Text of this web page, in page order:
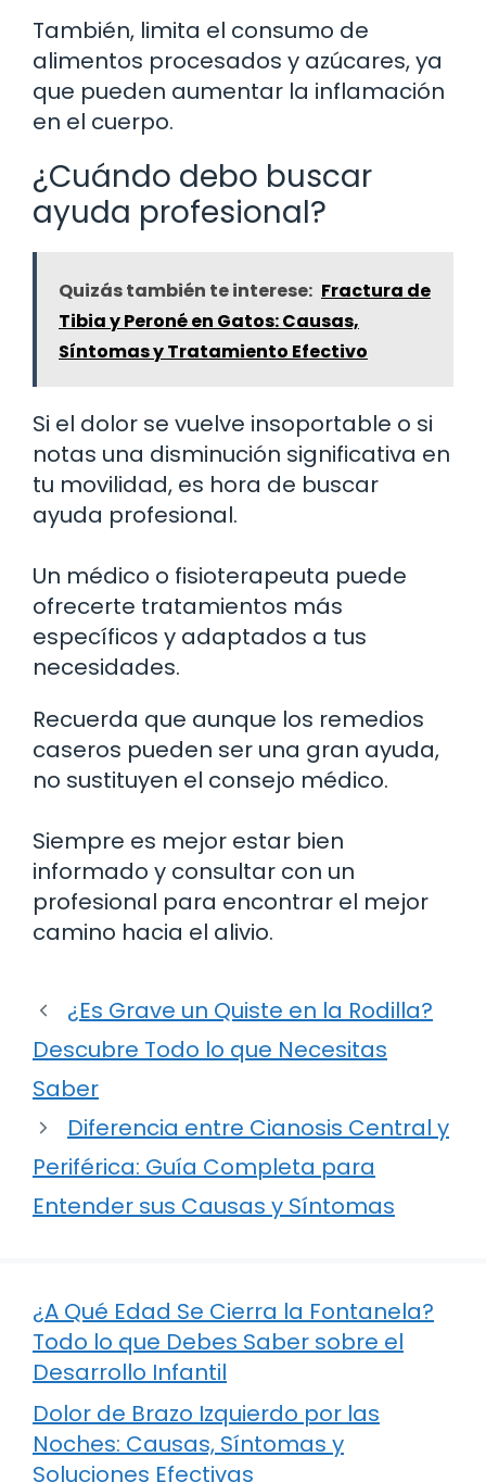
También, limita el consumo de
alimentos procesados y azúcares, ya
que pueden aumentar la inflamación
en el cuerpo.
¿Cuándo debo buscar
ayuda profesional?
Quizás también te interese: Fractura de
Tibia y Peroné en Gatos: Causas,
Síntomas y Tratamiento Efectivo
Si el dolor se vuelve insoportable o si
notas una disminución significativa en
tu movilidad, es hora de buscar
ayuda profesional.
Un médico o fisioterapeuta puede
ofrecerte tratamientos más
específicos y adaptados a tus
necesidades.
Recuerda que aunque los remedios
caseros pueden ser una gran ayuda,
no sustituyen el consejo médico.
Siempre es mejor estar bien
informado y consultar con un
profesional para encontrar el mejor
camino hacia el alivio.
¿Es Grave un Quiste en la Rodilla?
Descubre Todo lo que Necesitas
Saber
Diferencia entre Cianosis Central y
Periférica: Guía Completa para
Entender sus Causas y Síntomas
¿A Qué Edad Se Cierra la Fontanela?
Todo lo que Debes Saber sobre el
Desarrollo Infantil
Dolor de Brazo Izquierdo por las
Noches: Causas, Síntomas y
Soluciones Efectivas